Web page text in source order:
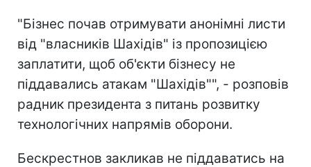
"Бізнес почав отримувати анонімні листи
від "власників Шахідів" із пропозицією
заплатити, щоб об'єкти бізнесу не
піддавались атакам "Шахідів"", - розповів
радник президента з питань розвитку
технологічних напрямів оборони.
Бескрестнов закликав не піддаватись на